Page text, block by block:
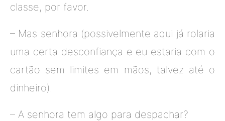
classe, por favor.
– Mas senhora (possivelmente aqui já rolaria
uma certa desconfiança e eu estaria com o
cartão sem limites em mãos, talvez até o
dinheiro).
– A senhora tem algo para despachar?